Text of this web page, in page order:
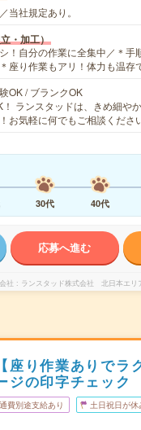
当社規定あり。
・加工）
！自分の作業に全集中／＊手
座り作業もアリ！体力も温
OK / ブランクOK
！ ランスタッドは、きめ細や
お気軽に何でもご相談くださ
30代 40代
応募へ進む
社 ランスタッド株式会社 北日本エリ
座り作業ありでラ
ジの印字チェック
費別途支給あり 土日祝日が休